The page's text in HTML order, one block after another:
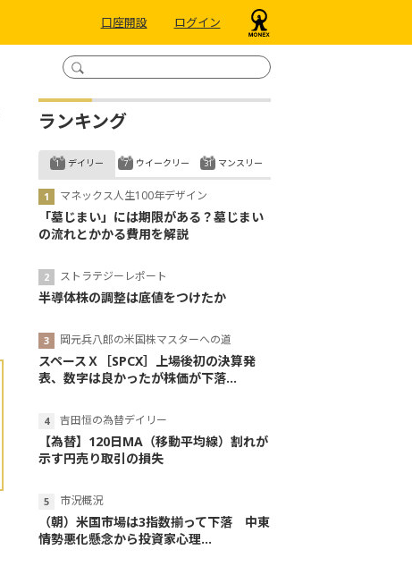
口座開設 ログイン
ランキング
デイリー
マネックス人生100年デザイン
「墓じまい」には期限がある？墓じまい
の流れとかかる費用を解説
ストラテジーレポート
半導体株の調整は底値をつけたか
岡元兵八郎の米国株マスターへの道
スペースＸ［SPCX］上場後初の決算発
表、数字は良かったが株価が下落...
吉田恒の為替デイリー
【為替】120日MA（移動平均線）割れが
示す円売り取引の損失
市況概況
（朝）米国市場は3指数揃って下落 中東
情勢悪化懸念から投資家心理...
ウイークリー マンスリー